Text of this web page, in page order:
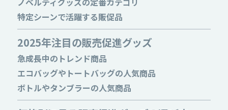
特定シーンで活躍する販促品
2025年注目の販売促進グッズ
急成長中のトレンド商品
エコバッグやトートバッグの人気商品
ボトルやタンブラーの人気商品